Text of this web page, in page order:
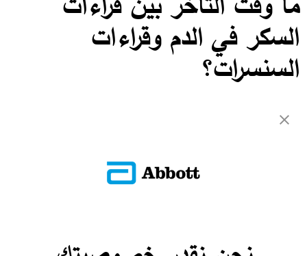
السكر في الدم وقراءات
السنسرات؟